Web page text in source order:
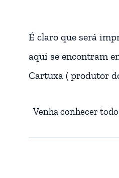
É claro que será
aqui se encontram
Cartuxa ( produtor
Venha conhecer